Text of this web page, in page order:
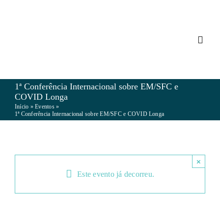
1ª Conferência Internacional sobre EM/SFC e
COVID Longa
Início »Eventos»
1ª Conferência Internacional sobre EM/SFC e COVID Longa
×
Este evento já decorreu.